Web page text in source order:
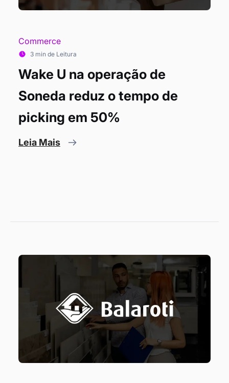
Commerce
3 min de Leitura
Wake U na operação de
Soneda reduz o tempo de
picking em 50%
Leia Mais